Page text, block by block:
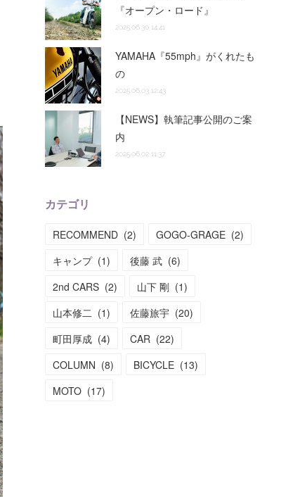
『オープン・ロード』
2025.06.30 14:41
YAMAHA『55mph』がくれたも
の
2025.06.03 12:43
【NEWS】執筆記事公開のご案
内
2025.06.02 11:37
カテゴリ
RECOMMEND (2) GOGO-GRAGE (2)
キャンプ (1) 後藤 武 (6)
2nd CARS (2) 山下 剛 (1)
山本修二 (1) 佐藤旅宇 (20)
町田厚成 (4) CAR (22)
COLUMN (8) BICYCLE (13)
MOTO (17)